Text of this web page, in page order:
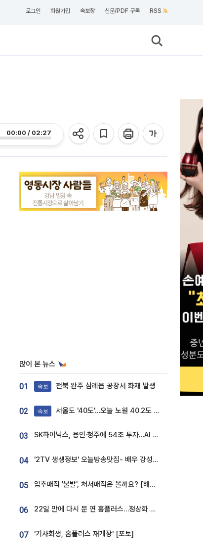
로그인 회원가입 속보창 신문/PDF 구독 RSS
00:00 / 02:27
많이 본 뉴스
01 속보 전북 완주 삼례읍 공장서 화재 발생
02 속보 서울도 '40도'…오늘 노원 40.2도 기록
03 SK하이닉스, 용인·청주에 54조 투자…AI 메모리 생산기지 키운다
04 '2TV 생생정보' 오늘방송맛집- 배우 강성진 단골! 쌀국수ㆍ푸팟퐁 커리 맛집 '블○○○'
05 입추매직 '불발', 처서매직은 올까요? [해시태그]
06 22일 만에 다시 문 연 홈플러스…정상화 바쁜데 재고 없어 ‘발동동’[가보니]
07 '기사회생, 홈플러스 재개장' [포토]